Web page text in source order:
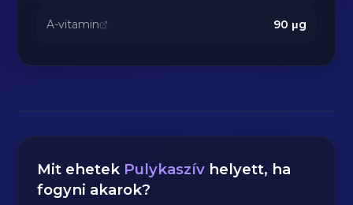
A-vitamin 90 μg
Mit ehetek Pulykaszív helyett, ha
fogyni akarok?